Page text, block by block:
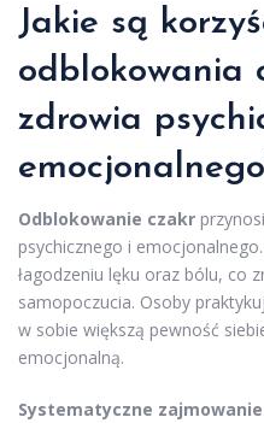
Jakie są
odblokowania
zdrowia
Odblokowanie czakr
psychicznego i
łagodzeniu lęku oraz bólu, co
samopoczucia. Osoby
w sobie większą pewność
emocjonalną.
Systematyczne